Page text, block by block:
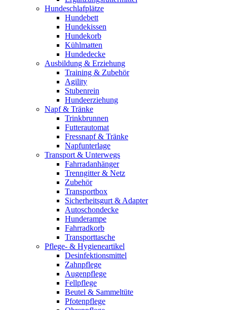
Hundeschlafplätze
Hundebett
Hundekissen
Hundekorb
Kühlmatten
Hundedecke
Ausbildung & Erziehung
Training & Zubehör
Agility
Stubenrein
Hundeerziehung
Napf & Tränke
Trinkbrunnen
Futterautomat
Fressnapf & Tränke
Napfunterlage
Transport & Unterwegs
Fahrradanhänger
Trenngitter & Netz
Zubehör
Transportbox
Sicherheitsgurt & Adapter
Autoschondecke
Hunderampe
Fahrradkorb
Transporttasche
Pflege- & Hygieneartikel
Desinfektionsmittel
Zahnpflege
Augenpflege
Fellpflege
Beutel & Sammeltüte
Pfotenpflege